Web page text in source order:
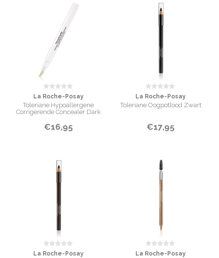
La Roche-Posay
Toleriane Hypoallergene
Corrigerende Concealer Dark
€16,95
La Roche-Posay
Toleriane Oogpotlood Zwart
€17,95
La Roche-Posay La Roche-Posay